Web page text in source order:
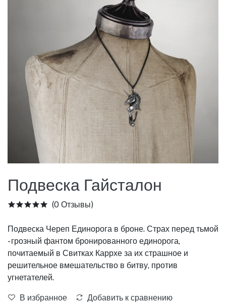
Подвеска Гайсталон
(0 Отзывы)
Подвеска Череп Единорога в броне. Страх перед тьмой
- грозный фантом бронированного единорога,
почитаемый в Свитках Каррхе за их страшное и
решительное вмешательство в битву, против
угнетателей.
В избранное Добавить к сравнению